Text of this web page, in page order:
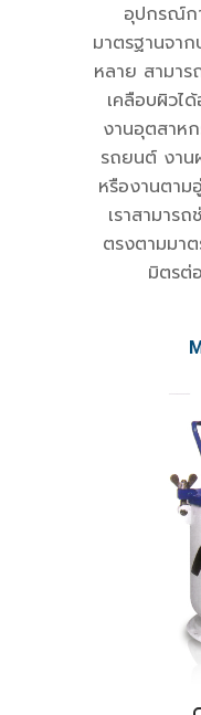
อุปกรณ์ก
มาตรฐานจา
หลาย สามาร
เคลือบผิวไ
งานอุตสาห
รถยนต์ งาน
หรืองานตา
เราสามาร
ตรงตามมา
มิตรต่